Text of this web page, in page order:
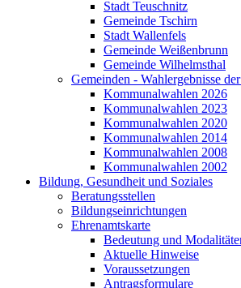
Stadt Teuschnitz
Gemeinde Tschirn
Stadt Wallenfels
Gemeinde Weißenbrunn
Gemeinde Wilhelmsthal
Gemeinden - Wahlergebnisse
Kommunalwahlen 2026
Kommunalwahlen 2023
Kommunalwahlen 2020
Kommunalwahlen 2014
Kommunalwahlen 2008
Kommunalwahlen 2002
Bildung, Gesundheit und Soziales
Beratungsstellen
Bildungseinrichtungen
Ehrenamtskarte
Bedeutung und
Aktuelle Hinweise
Voraussetzungen
Antragsformulare